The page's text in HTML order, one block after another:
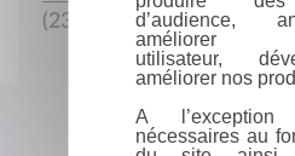
(237) 20.30.71d’audience,
améliorer
utilisateur,
améliorer nos
A
nécessaires au